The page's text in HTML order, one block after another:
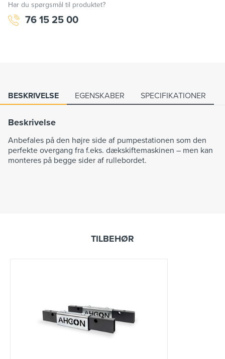
Har du spørgsmål til produktet?
76 15 25 00
BESKRIVELSE EGENSKABER SPECIFIKATIONER
Beskrivelse
Anbefales på den højre side af pumpestationen som den
perfekte overgang fra f.eks. dækskiftemaskinen – men kan
monteres på begge sider af rullebordet.
TILBEHØR